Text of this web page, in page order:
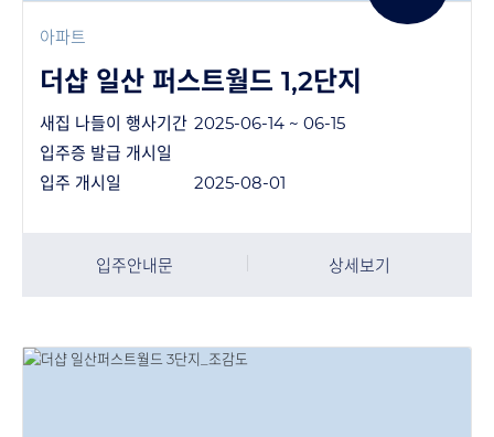
아파트
더샵 일산 퍼스트월드 1,2단지
새집 나들이 행사기간 2025-06-14 ~ 06-15
입주증 발급 개시일
입주 개시일
2025-08-01
입주안내문 상세보기